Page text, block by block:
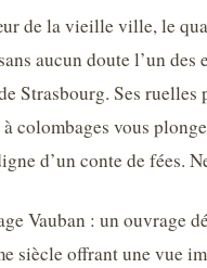
de la vieille ville, le
aucun doute l’un des
Strasbourg. Ses ruelles
colombages vous
d’un conte de fées.
Vauban : un ouvrage
siècle offrant une vue